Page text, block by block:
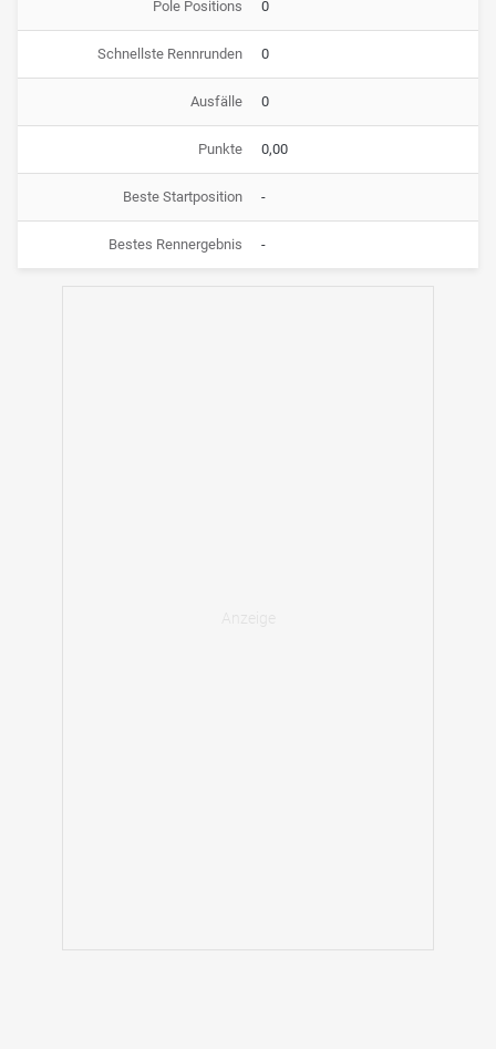
Pole Positions 0
Schnellste Rennrunden 0
Ausfälle 0
Punkte 0,00
Beste Startposition -
Bestes Rennergebnis -